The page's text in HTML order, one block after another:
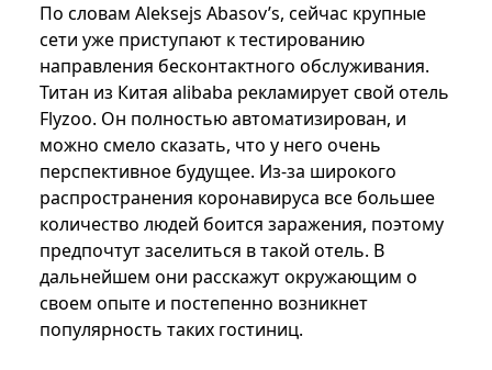
По словам Aleksejs Abasov’s, сейчас крупные
сети уже приступают к тестированию
направления бесконтактного обслуживания.
Титан из Китая alibaba рекламирует свой отель
Flyzoo. Он полностью автоматизирован, и
можно смело сказать, что у него очень
перспективное будущее. Из-за широкого
распространения коронавируса все большее
количество людей боится заражения, поэтому
предпочтут заселиться в такой отель. В
дальнейшем они расскажут окружающим о
своем опыте и постепенно возникнет
популярность таких гостиниц.